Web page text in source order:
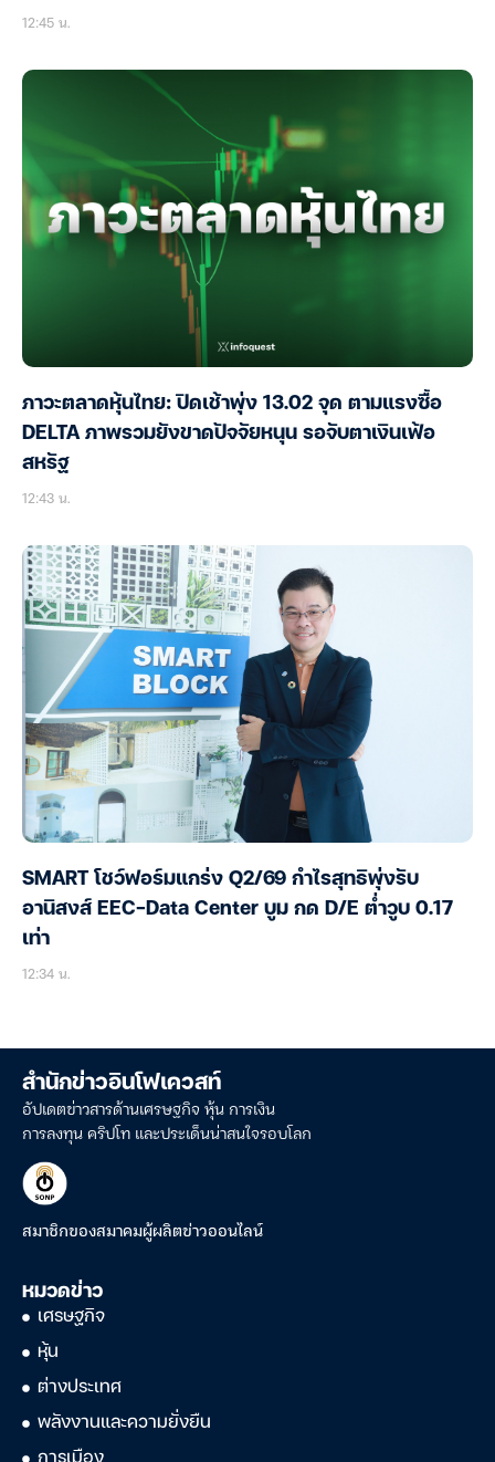
12:45 น.
ภาวะตลาดหุ้นไทย: ปิดเช้าพุ่ง 13.02 จุด ตามแรงซื้อ
DELTA ภาพรวมยังขาดปัจจัยหนุน รอจับตาเงินเฟ้อ
สหรัฐ
12:43 น.
SMART โชว์ฟอร์มแกร่ง Q2/69 กำไรสุทธิพุ่งรับ
อานิสงส์ EEC-Data Center บูม กด D/E ต่ำวูบ 0.17
เท่า
12:34 น.
สำนักข่าวอินโฟเควสท์
อัปเดตข่าวสารด้านเศรษฐกิจ หุ้น การเงิน
การลงทุน คริปโท และประเด็นน่าสนใจรอบโลก
สมาชิกของสมาคมผู้ผลิตข่าวออนไลน์
หมวดข่าว
เศรษฐกิจ
หุ้น
ต่างประเทศ
พลังงานและความยั่งยืน